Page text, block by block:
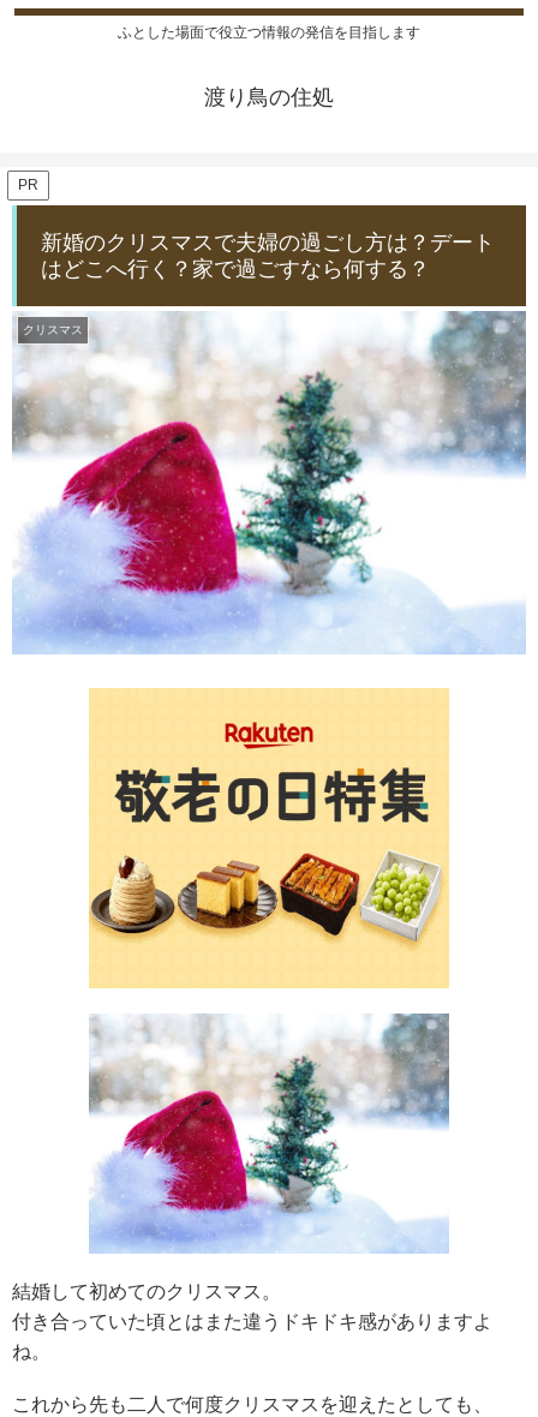
ふとした場面で役立つ情報の発信を目指します
渡り鳥の住処
PR
新婚のクリスマスで夫婦の過ごし方は？デート
はどこへ行く？家で過ごすなら何する？
クリスマス
結婚して初めてのクリスマス。
付き合っていた頃とはまた違うドキドキ感がありますよ
ね。
これから先も二人で何度クリスマスを迎えたとしても、